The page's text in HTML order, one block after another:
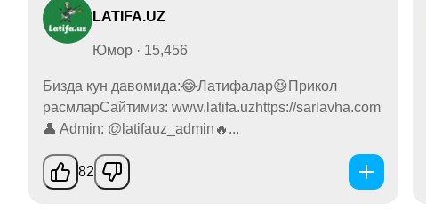
LATIFA.UZ
Юмор · 15,456
Бизда кун давомида:😂Латифалар😆Прикол
расмларСайтимиз: www.latifa.uzhttps://sarlavha.com
👤 Admin: @latifauz_admin🔥...
82